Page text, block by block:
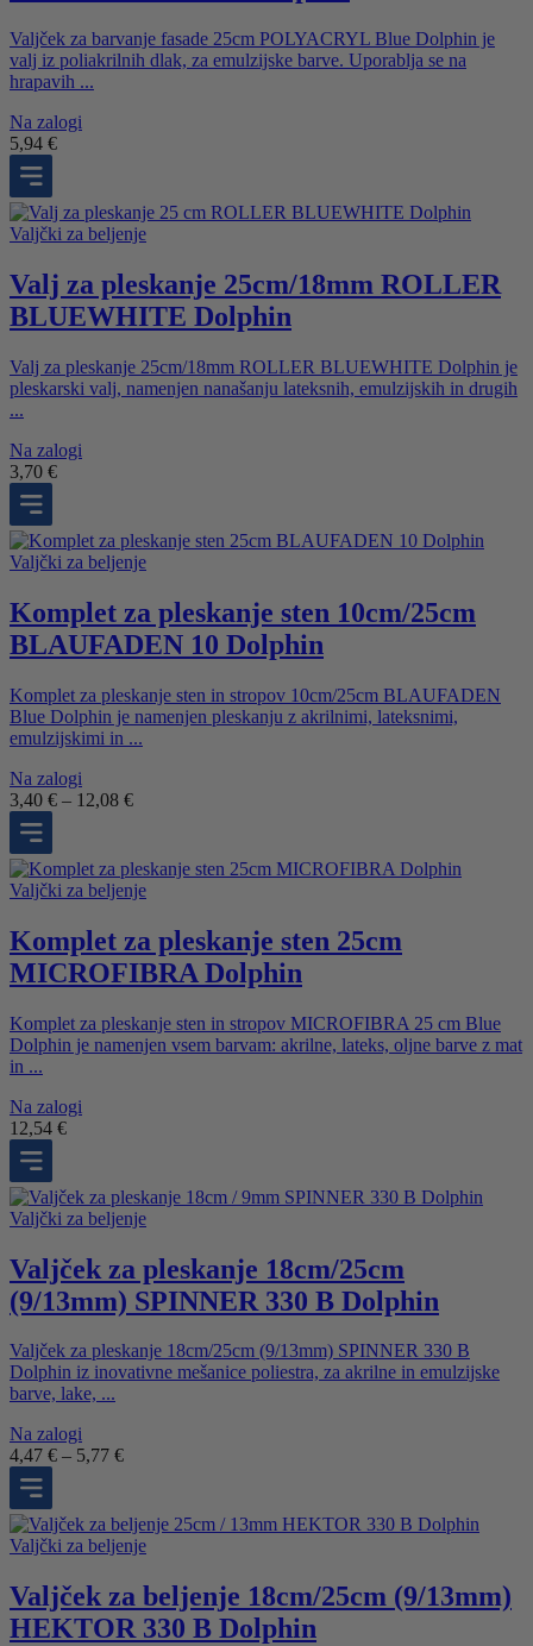
Valjček za barvanje fasade 25cm POLYACRYL Blue Dolphin je
valj iz poliakrilnih dlak, za emulzijske barve. Uporablja se na
hrapavih ...
Na zalogi
5,94 €
Valjčki za beljenje
Valj za pleskanje 25cm/18mm ROLLER
BLUEWHITE Dolphin
Valj za pleskanje 25cm/18mm ROLLER BLUEWHITE Dolphin je
pleskarski valj, namenjen nanašanju lateksnih, emulzijskih in drugih
...
Na zalogi
3,70 €
Valjčki za beljenje
Komplet za pleskanje sten 10cm/25cm
BLAUFADEN 10 Dolphin
Komplet za pleskanje sten in stropov 10cm/25cm BLAUFADEN
Blue Dolphin je namenjen pleskanju z akrilnimi, lateksnimi,
emulzijskimi in ...
Na zalogi
3,40 € – 12,08 €Cenovni
3,40 €
do
12,08 €
Valjčki za beljenje
Komplet za pleskanje sten 25cm
MICROFIBRA Dolphin
Komplet za pleskanje sten in stropov MICROFIBRA 25 cm Blue
Dolphin je namenjen vsem barvam: akrilne, lateks, oljne barve z mat
in ...
Na zalogi
12,54 €
Valjčki za beljenje
Valjček za pleskanje 18cm/25cm
(9/13mm) SPINNER 330 B Dolphin
Valjček za pleskanje 18cm/25cm (9/13mm) SPINNER 330 B
Dolphin iz inovativne mešanice poliestra, za akrilne in emulzijske
barve, lake, ...
Na zalogi
4,47 € – 5,77 €Cenovni
4,47 €
do
5,77 €
Valjčki za beljenje
Valjček za beljenje 18cm/25cm (9/13mm)
HEKTOR 330 B Dolphin